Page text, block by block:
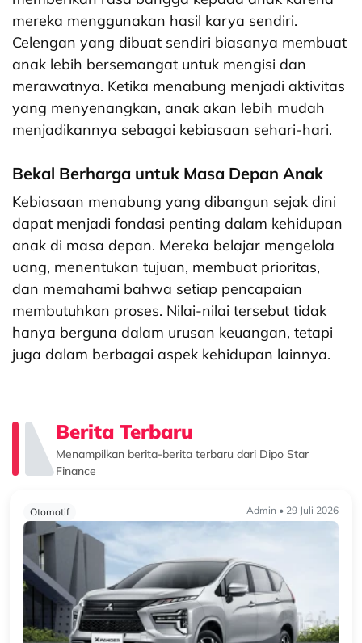
mereka menggunakan hasil karya sendiri.
Celengan yang dibuat sendiri biasanya membuat
anak lebih bersemangat untuk mengisi dan
merawatnya. Ketika menabung menjadi aktivitas
yang menyenangkan, anak akan lebih mudah
menjadikannya sebagai kebiasaan sehari-hari.
Bekal Berharga untuk Masa Depan Anak
Kebiasaan menabung yang dibangun sejak dini
dapat menjadi fondasi penting dalam kehidupan
anak di masa depan. Mereka belajar mengelola
uang, menentukan tujuan, membuat prioritas,
dan memahami bahwa setiap pencapaian
membutuhkan proses. Nilai-nilai tersebut tidak
hanya berguna dalam urusan keuangan, tetapi
juga dalam berbagai aspek kehidupan lainnya.
Berita Terbaru
Menampilkan berita-berita terbaru dari Dipo Star
Finance
Otomotif Admin • 29 Juli 2026